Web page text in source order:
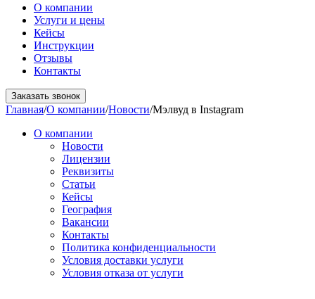
О компании
Услуги и цены
Кейсы
Инструкции
Отзывы
Контакты
Заказать звонок
Главная/О компании/Новости/Мэлвуд в Instagram
О компании
Новости
Лицензии
Реквизиты
Статьи
Кейсы
География
Вакансии
Контакты
Политика конфиденциальности
Условия доставки услуги
Условия отказа от услуги